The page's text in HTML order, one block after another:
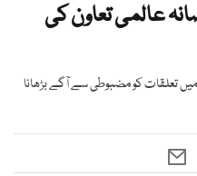
عالمی تعاون کی
میں تعلقات کو مضبوطی سے آگے بڑھانا